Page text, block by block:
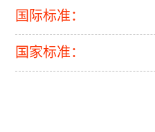
国际标准：
国家标准：